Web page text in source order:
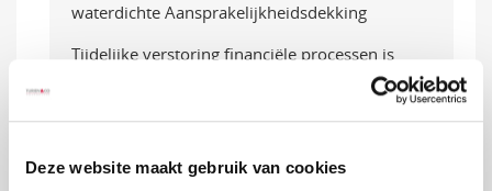
Deze website maakt gebruik van cookies
waterdichte Aansprakelijkheidsdekking
Tijdelijke verstoring financiële processen is
Audrey Papa over nieuwe (bewust) Verzekering